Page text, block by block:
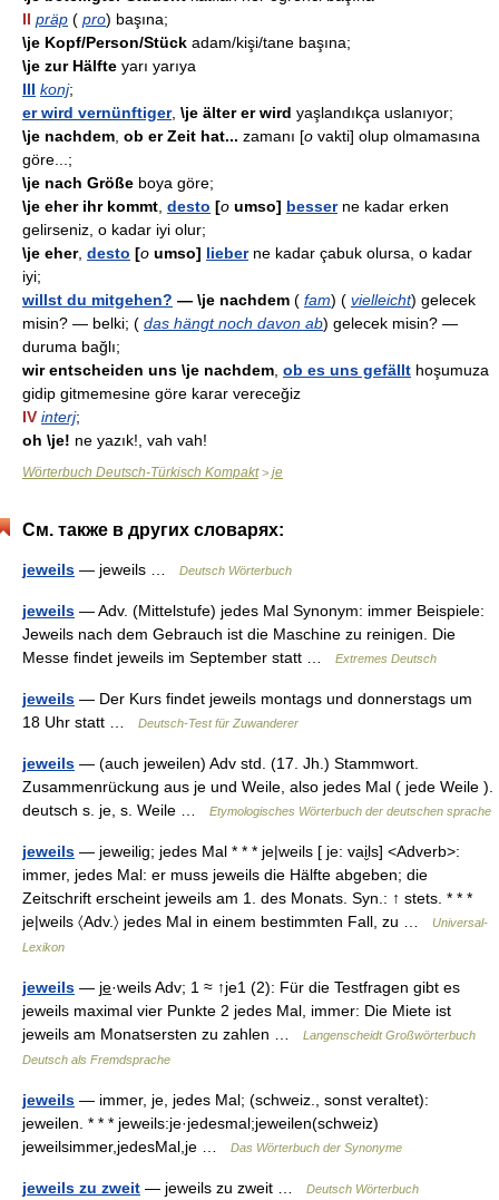
II präp ( pro) başına;
\je Kopf/Person/Stück adam/kişi/tane başına;
\je zur Hälfte yarı yarıya
III konj;
er wird vernünftiger, \je älter er wird yaşlandıkça uslanıyor;
\je nachdem ob er Zeit hat... zamanı [o vakti] olup olmamasına
göre...;
\je nach Größe boya göre;
\je eher ihr kommt desto [o umso] besserne kadar erken
gelirseniz, o kadar iyi olur;
\je eher, desto [o umso] lieberne kadar çabuk olursa, o kadar
iyi;
willst du mitgehen? — \je nachdem ( fam) ( vielleicht) gelecek
misin? — belki; ( das hängt noch davon ab) gelecek misin? —
duruma bağlı;
wir entscheiden uns \je nachdem ob es uns gefällt hoşumuza
gidip gitmemesine göre karar vereceğiz
IV interj;
oh \je! ne yazık!, vah vah!
Wörterbuch Deutsch-Türkisch Kompakt> je
См. также в других словарях:
jeweils — jeweils … Deutsch Wörterbuch
jeweils — Adv. (Mittelstufe) jedes Mal Synonym: immer Beispiele:
Jeweils nach dem Gebrauch ist die Maschine zu reinigen. Die
Messe findet jeweils im September statt …
Extremes Deutsch
jeweils — Der Kurs findet jeweils montags und donnerstags um
18 Uhr statt …
Deutsch-Test für Zuwanderer
jeweils — (auch jeweilen) Adv std. (17. Jh.) Stammwort.
Zusammenrückung aus je und Weile, also jedes Mal ( jede Weile ).
deutsch s. je, s. Weile …
Etymologisches Wörterbuch der deutschen sprache
jeweils — jeweilig; jedes Mal * * * je|weils [ je: vai̮ls] <Adverb>:
immer, jedes Mal: er muss jeweils die Hälfte abgeben; die
Zeitschrift erscheint jeweils am 1. des Monats. Syn.: ↑ stets. * * *
je|weils 〈Adv.〉 jedes Mal in einem bestimmten Fall, zu …
Universal-
Lexikon
jeweils — je̲·weils Adv; 1 ≈ ↑je1 (2): Für die Testfragen gibt es
jeweils maximal vier Punkte 2 jedes Mal, immer: Die Miete ist
jeweils am Monatsersten zu zahlen …
Langenscheidt Großwörterbuch
Deutsch als Fremdsprache
jeweils — immer, je, jedes Mal; (schweiz., sonst veraltet):
jeweilen. * * * jeweils:je·jedesmal;jeweilen(schweiz)
jeweilsimmer,jedesMal,je …
Das Wörterbuch der Synonyme
jeweils zu zweit — jeweils zu zweit … Deutsch Wörterbuch